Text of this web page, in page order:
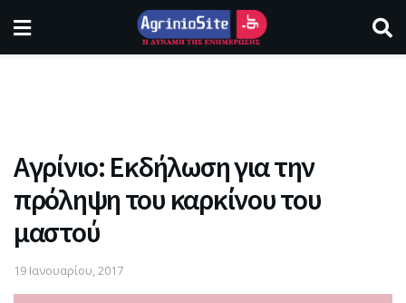
Αγρίνιο: Eκδήλωση για την
πρόληψη του καρκίνου του
μαστού
19 Ιανουαρίου, 2017